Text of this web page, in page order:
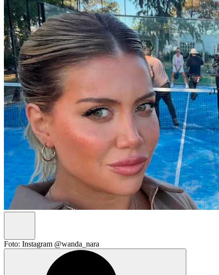
Foto: Instagram @wanda_nara